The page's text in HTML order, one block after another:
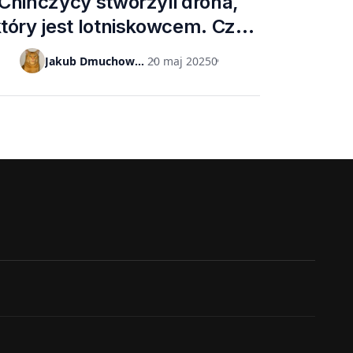
jest lotniskowcem. Czy
dominacja Amerykanów na
niebie jest zagrożona?
Jakub Dmuchowski 20 maj 20250